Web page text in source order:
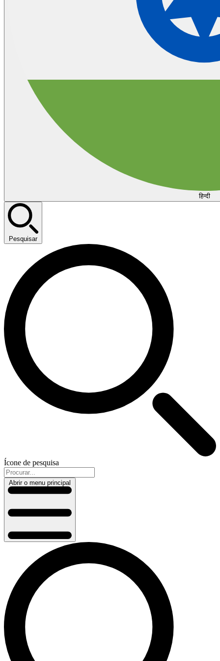
हिन्दी
Pesquisar
Ícone de pesquisa
Abrir o menu principal